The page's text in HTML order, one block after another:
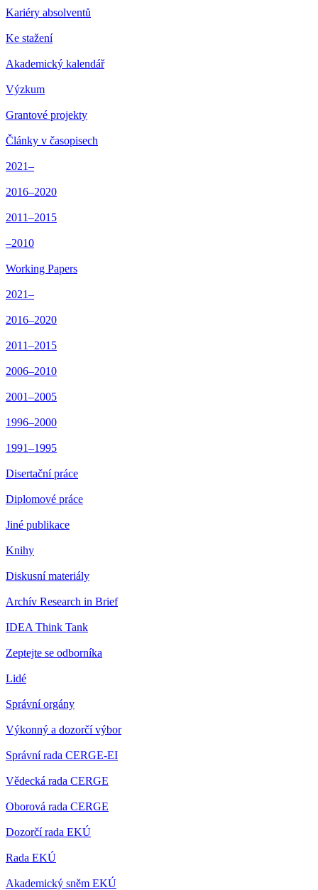
Kariéry absolventů
Ke stažení
Akademický kalendář
Výzkum
Grantové projekty
Články v časopisech
2021–
2016–2020
2011–2015
–2010
Working Papers
2021–
2016–2020
2011–2015
2006–2010
2001–2005
1996–2000
1991–1995
Disertační práce
Diplomové práce
Jiné publikace
Knihy
Diskusní materiály
Archív Research in Brief
IDEA Think Tank
Zeptejte se odborníka
Lidé
Správní orgány
Výkonný a dozorčí výbor
Správní rada CERGE-EI
Vědecká rada CERGE
Oborová rada CERGE
Dozorčí rada EKÚ
Rada EKÚ
Akademický sněm EKÚ